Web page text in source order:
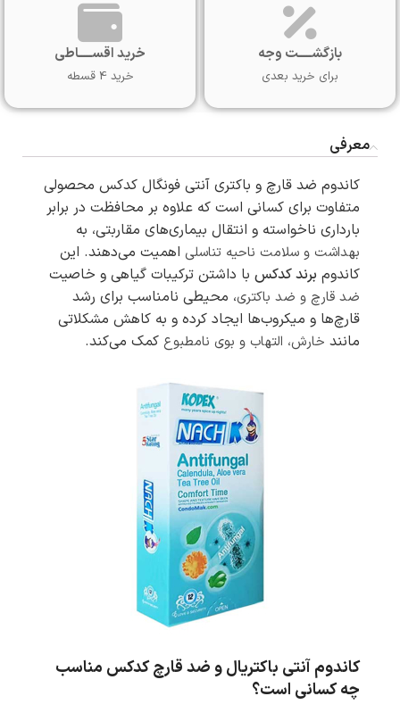
بازگشـــــت وجه
برای خرید بعدی
خرید اقســـــاطی
خرید 4 قسطه
معرفی
کاندوم ضد قارچ و باکتری آنتی فونگال کدکس محصولی
متفاوت برای کسانی است که علاوه بر محافظت در برابر
بارداری ناخواسته و انتقال بیماری‌های مقاربتی، به
بهداشت و سلامت ناحیه تناسلی اهمیت می‌دهند. این
کاندوم برند کدکس با داشتن ترکیبات گیاهی و خاصیت
ضد قارچ و ضد باکتری، محیطی نامناسب برای رشد
قارچ‌ها و میکروب‌ها ایجاد کرده و به کاهش مشکلاتی
مانند خارش، التهاب و بوی نامطبوع کمک می‌کند.
کاندوم آنتی باکتریال و ضد قارچ کدکس مناسب
چه کسانی است؟